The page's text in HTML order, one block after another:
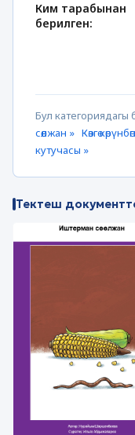
Ким тарабынан
берилген:
Бул
сөөлжан » Көзгө
кутучасы »
Тектеш